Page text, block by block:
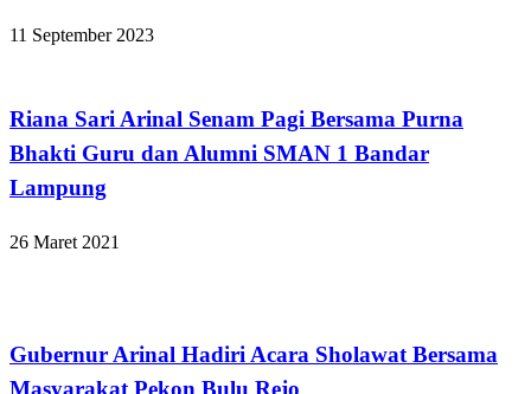
11 September 2023
Riana Sari Arinal Senam Pagi Bersama Purna
Bhakti Guru dan Alumni SMAN 1 Bandar
Lampung
26 Maret 2021
Gubernur Arinal Hadiri Acara Sholawat Bersama
Masyarakat Pekon Bulu Rejo